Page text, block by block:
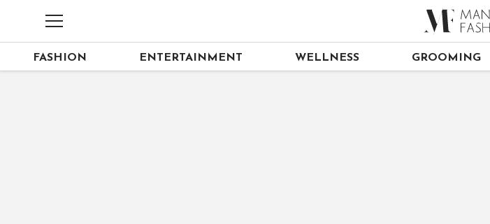
FASHION ENTERTAINMENT WELLNESS GROOMING